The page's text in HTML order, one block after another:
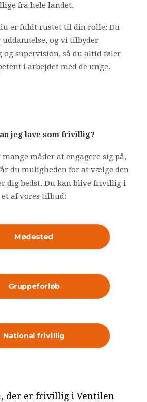
fra hele landet.
er fuldt rustet til din rolle: Du
og vi tilbyder
og supervision, så du altid føler
i arbejdet med de unge.
jeg lave som frivillig?
måder at engagere sig på,
du muligheden for at vælge den
dig bedst. Du kan blive frivillig i
et af vores tilbud:
Mødested
Gruppeforløb
National frivillig
der er frivillig i Ventilen